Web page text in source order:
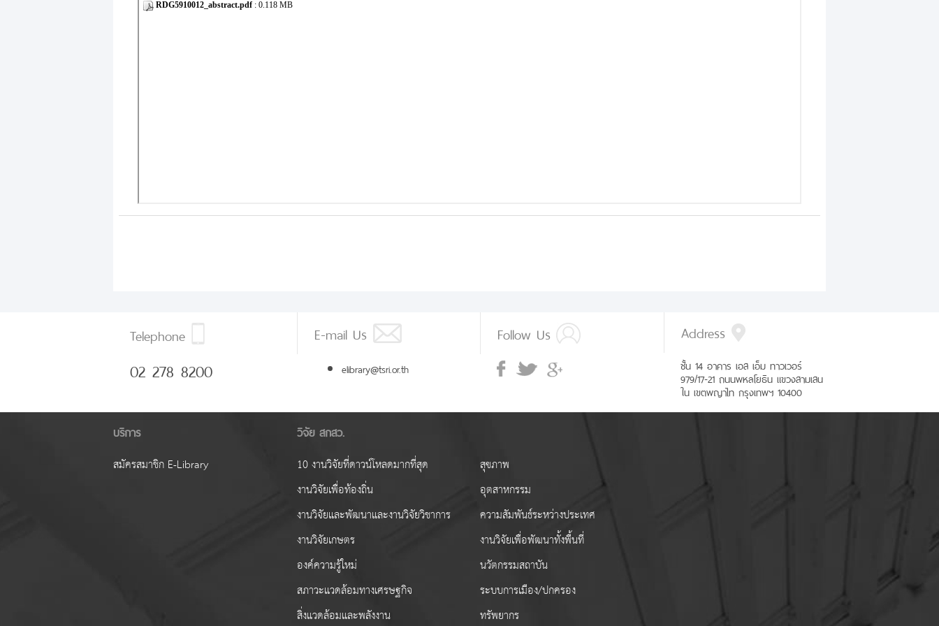
Telephone
02 278 8200
E-mail Us
elibrary@tsri.or.th
Follow Us Address
ชั้น 14 อาคาร เอส เอ็ม ทาวเวอร์
979/17-21 ถนนพหลโยธิน แขวงสามเสน
ใน เขตพญาไท กรุงเทพฯ 10400
บริการ
สมัครสมาชิก E-Library
วิจัย สกสว.
10 งานวิจัยที่ดาวน์โหลดมากที่สุด
งานวิจัยเพื่อท้องถิ่น
งานวิจัยและพัฒนาและงานวิจัยวิชาการ
งานวิจัยเกษตร
องค์ความรู้ใหม่
สภาวะแวดล้อมทางเศรษฐกิจ
สิ่งแวดล้อมและพลังงาน
สุขภาพ
อุตสาหกรรม
ความสัมพันธ์ระหว่างประเทศ
งานวิจัยเพื่อพัฒนาทั้งพื้นที่
นวัตกรรมสถาบัน
ระบบการเมือง/ปกครอง
ทรัพยากร